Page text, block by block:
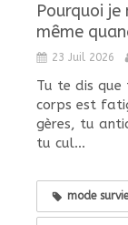
Pourquoi
même
23 Juil 2026
Tu te dis que
corps est
gères, tu
tu cul...
mode survie